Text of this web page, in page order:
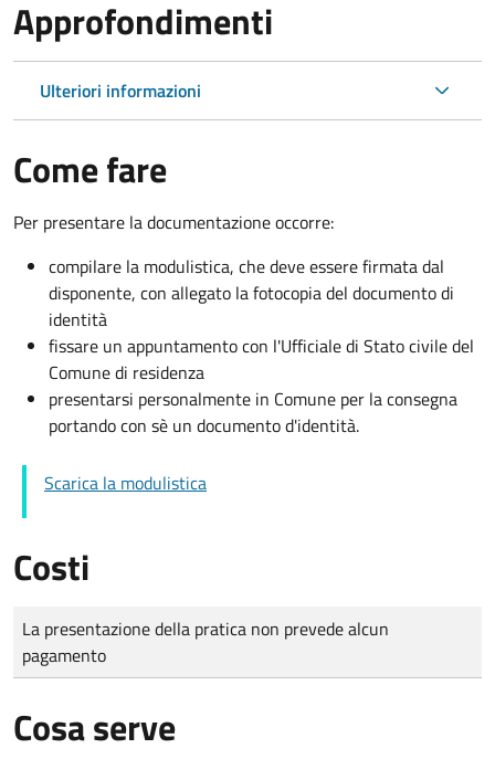
Approfondimenti
Ulteriori informazioni
Come fare
Per presentare la documentazione occorre:
compilare la modulistica, che deve essere firmata dal
disponente, con allegato la fotocopia del documento di
identità
fissare un appuntamento con l'Ufficiale di Stato civile del
Comune di residenza
presentarsi personalmente in Comune per la consegna
portando con sè un documento d'identità.
Scarica la modulistica
Costi
Tipo di pagamento
Importo
La presentazione della pratica non prevede alcun
pagamento
Cosa serve